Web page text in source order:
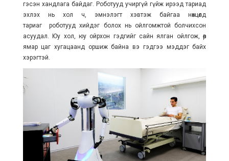
гэсэн хандлага байдаг. Роботууд учиргүй гүйж ирээд тариад
эхлэх нь хол ч, эмнэлэгт хэвтэж байгаа нөхцөлд
тариаг роботууд хийдэг болох нь ойлгомжтой болчихсон
асуудал. Юу хол, юу ойрхон гэдгийг сайн ялган ойлгож, өөрөө
ямар цаг хугацаанд оршиж байна вэ гэдгээ мэддэг байх
хэрэгтэй.